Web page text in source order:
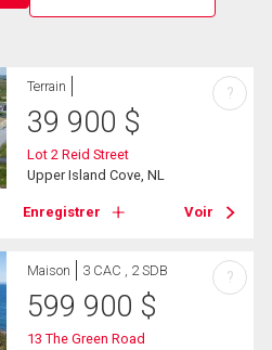
Terrain
39 900 $
Lot 2 Reid Street
Upper Island Cove, NL
Enregistrer Voir
?
Maison 3 CAC , 2 SDB
599 900 $
13 The Green Road
?